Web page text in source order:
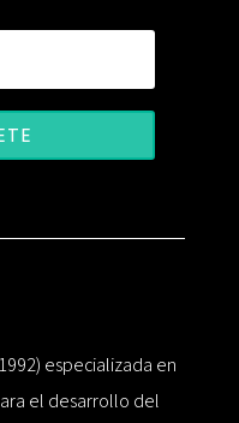
especializada en
el desarrollo del